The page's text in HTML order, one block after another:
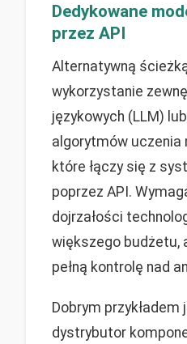
Dedykowane
przez API
Alternatywną
wykorzystanie
językowych (LLM)
algorytmów uczenia
które łączy się z
poprzez API.
dojrzałości
większego budżetu,
pełną kontrolę nad
Dobrym
dystrybutor